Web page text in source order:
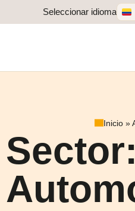
Seleccionar idioma
Inicio»
Sector: